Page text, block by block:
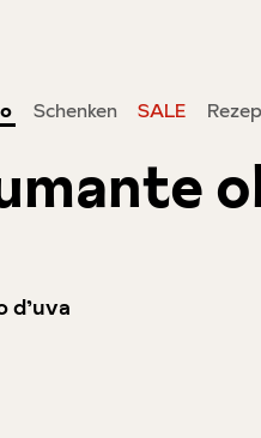
Schenken SALE
d’uva